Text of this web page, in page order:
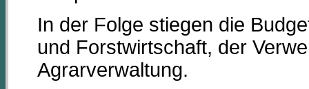
In der Folge stiegen die
und Forstwirtschaft, der
Agrarverwaltung.